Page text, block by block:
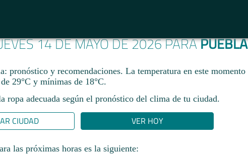
14 DE MAYO DE 2026 PARAPUEBLA
pronóstico y recomendaciones. La temperatura en este momento
29°C y mínimas de 18°C.
ropa adecuada según el pronóstico del clima de tu ciudad.​
CIUDAD VER HOY
las próximas horas es la siguiente: